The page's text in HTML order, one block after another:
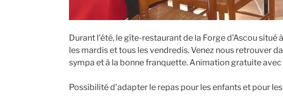
Durant l’été, le gîte-restaurant de la Forge d’Ascou
les mardis et tous les vendredis. Venez nous retrouver
sympa et à la bonne franquette. Animation gratuite
Possibilité d’adapter le repas pour les enfants et pour